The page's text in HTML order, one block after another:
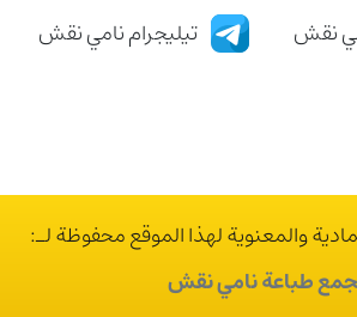
نقش
تيليجرام نامي نقش
والمعنوية لهذا الموقع محفوظة لـ:
طباعة نامي نقش